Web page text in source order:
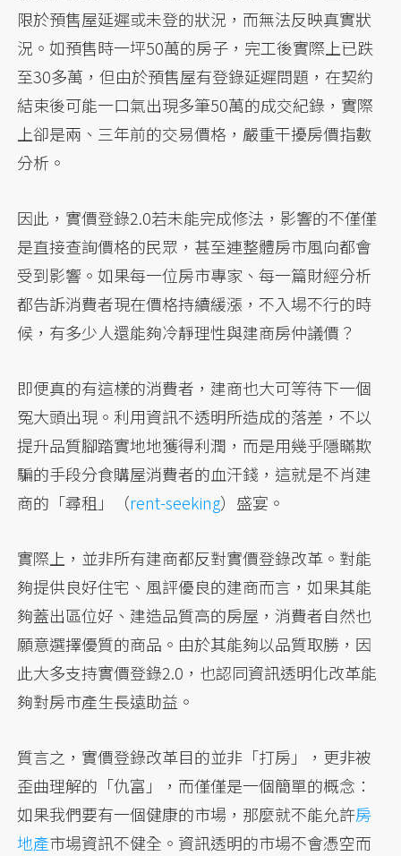
限於預售屋延遲或未登的狀況，而無法反映真實狀
況。如預售時一坪50萬的房子，完工後實際上已跌
至30多萬，但由於預售屋有登錄延遲問題，在契約
結束後可能一口氣出現多筆50萬的成交紀錄，實際
上卻是兩、三年前的交易價格，嚴重干擾房價指數
分析。
因此，實價登錄2.0若未能完成修法，影響的不僅僅
是直接查詢價格的民眾，甚至連整體房市風向都會
受到影響。如果每一位房市專家、每一篇財經分析
都告訴消費者現在價格持續緩漲，不入場不行的時
候，有多少人還能夠冷靜理性與建商房仲議價？
即便真的有這樣的消費者，建商也大可等待下一個
冤大頭出現。利用資訊不透明所造成的落差，不以
提升品質腳踏實地地獲得利潤，而是用幾乎隱瞞欺
騙的手段分食購屋消費者的血汗錢，這就是不肖建
商的「尋租」（rent-seeking）盛宴。
實際上，並非所有建商都反對實價登錄改革。對能
夠提供良好住宅、風評優良的建商而言，如果其能
夠蓋出區位好、建造品質高的房屋，消費者自然也
願意選擇優質的商品。由於其能夠以品質取勝，因
此大多支持實價登錄2.0，也認同資訊透明化改革能
夠對房市產生長遠助益。
質言之，實價登錄改革目的並非「打房」，更非被
歪曲理解的「仇富」，而僅僅是一個簡單的概念：
如果我們要有一個健康的市場，那麼就不能允許房
地產市場資訊不健全。資訊透明的市場不會憑空而